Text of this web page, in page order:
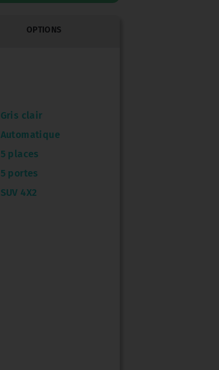
OPTIONS
Gris clair
Automatique
5 places
5 portes
SUV 4X2